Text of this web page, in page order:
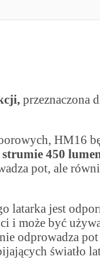
przeznaczona
HM16
450
pot, ale
latarka jest
i może być
odprowadza pot
światło